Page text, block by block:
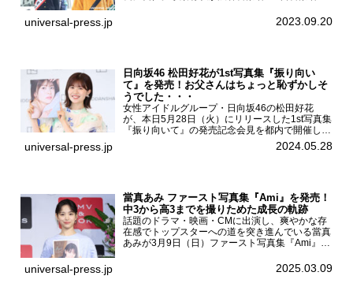
での10日間実施される令和5年 秋の全国交通安全
universal-press.jp 2023.09.20
日向坂46 松田好花が1st写真集『振り向い
て』を発売！お父さんはちょっと恥ずかしそ
うでした・・・
女性アイドルグループ・日向坂46の松田好花
が、本日5月28日（火）にリリースした1st写真集
『振り向いて』の発売記念会見を都内で開催し
た。日向坂46 松田好花1st写真集『振り向いて』
発売記念会見写真集では日向坂46の松田好花を
universal-press.jp 2024.05.28
當真あみ ファースト写真集『Ami』を発売！
中3から高3までを撮りためた成長の軌跡
話題のドラマ・映画・CMに出演し、爽やかな存
在感でトップスターへの道を突き進んでいる當真
あみが3月9日（日）ファースト写真集『Ami』
BOOKS SHIBUYAで開催した。當真あみファース
universal-press.jp 2025.03.09